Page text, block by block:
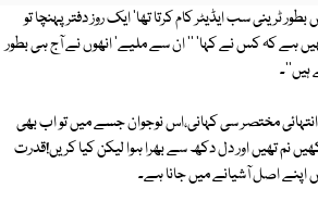
سب ایڈیٹر کام کرتا تھا' ایک روز دفتر پہنچا تو
نہیں ہے کہ کس نے کہا' '' ان سے ملیے' انھوں نے آج ہی بطور
ہیں''۔
مختصر سی کہانی،اس نوجوان جسے میں تو اب بھی
نم تھیں اور دل دکھ سے بھرا ہوا لیکن کیا کریں!قدرت
اپنے اصل آشیانے میں جانا ہے۔